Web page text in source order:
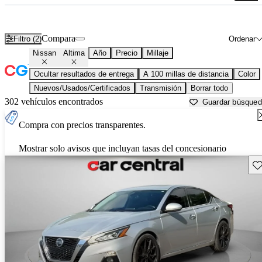
Filtro (2) Ordenar
Compara
Nissan Altima Año Precio Millaje
Ocultar resultados de entrega A 100 millas de distancia
Color
Nuevos/Usados/Certificados
Transmisión Borrar todo
302 vehículos encontrados Guardar
Compra con precios transparentes.
Mostrar solo avisos que incluyan tasas del concesionario